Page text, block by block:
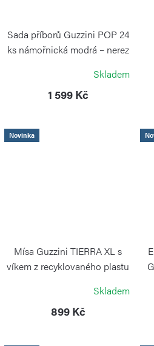
Sada příborů Guzzini POP 24
ks námořnická modrá – nerez
Skladem
1 599 Kč
Novinka
Mísa Guzzini TIERRA XL s
víkem z recyklovaného plastu
Skladem
899 Kč